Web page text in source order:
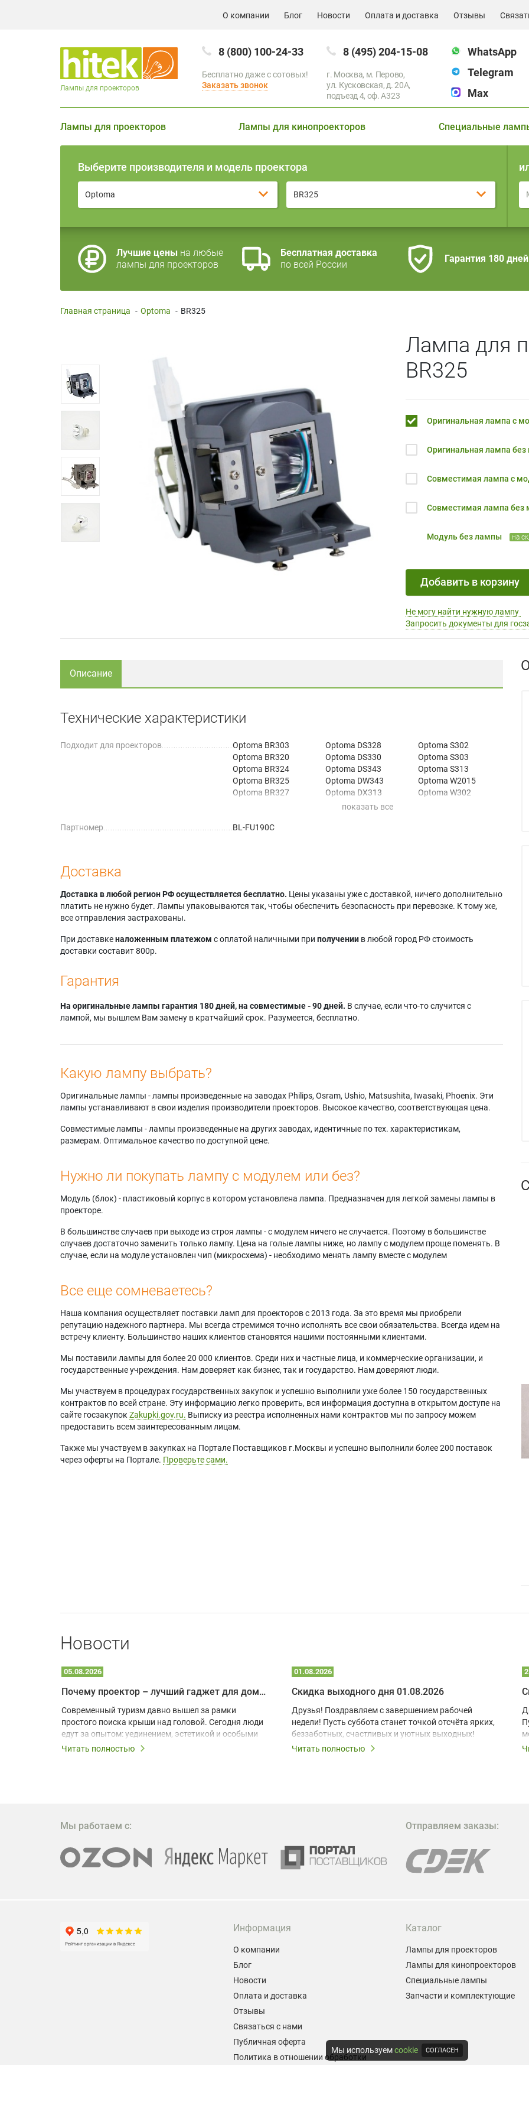
О компании Блог Новости Оплата и доставка Отзывы
8 (800) 100-24-33
Бесплатно даже с сотовых!
Заказать звонок
8 (495) 204-15-08
г. Москва, м. Перово,
ул. Кусковская, д. 20А,
подъезд 4, оф. A323
WhatsApp
Telegram
Max
Лампы для проекторов
Лампы для проекторов Лампы для кинопроекторов Специальные
Выберите производителя и модель проектора
Optoma BR325
Лучшие цены на любые
лампы для проекторов
Бесплатная доставка
по всей России
Гарантия 180 дней
Главная страница - Optoma - BR325
Лампа для
BR325
Оригинальная лампа с
Оригинальная лампа без
Совместимая лампа с
Совместимая лампа без
Модуль без лампы на
Добавить в корзину
Не могу найти нужную лампу
Запросить документы для
Описание
Технические характеристики
Подходит для проекторов
Optoma BR303
Optoma BR320
Optoma BR324
Optoma BR325
Optoma BR327
Optoma DAESNZGZ
Optoma DAEXSGS
Optoma DS313
Optoma DS328
Optoma DS330
Optoma DS343
Optoma DW343
Optoma DX313
Optoma DX328
Optoma S2015
Optoma S2105
Optoma S302
Optoma S303
Optoma S313
Optoma W2015
Optoma W302
Optoma X313
Партномер BL-FU190C
Доставка
Доставка в любой регион РФ осуществляется бесплатно. Цены указаны уже с доставкой, ничего дополнительно
платить не нужно будет. Лампы упаковываются так, чтобы обеспечить безопасность при перевозке. К тому же,
все отправления застрахованы.
При доставкеналоженным платежом с оплатой наличными при получении в любой город РФ стоимость
доставки составит 800р.
Гарантия
На оригинальные лампы гарантия 180 дней, на совместимые - 90 дней. В случае, если что-то случится с
лампой, мы вышлем Вам замену в кратчайший срок. Разумеется, бесплатно.
Какую лампу выбрать?
Оригинальные лампы - лампы произведенные на заводах Philips, Osram, Ushio, Matsushita, Iwasaki, Phoenix. Эти
лампы устанавливают в свои изделия производители проекторов. Высокое качество, соответствующая цена.
Совместимые лампы - лампы произведенные на других заводах, идентичные по тех. характеристикам,
размерам. Оптимальное качество по доступной цене.
Нужно ли покупать лампу с модулем или без?
Модуль (блок) - пластиковый корпус в котором установлена лампа. Предназначен для легкой замены лампы в
проекторе.
В большинстве случаев при выходе из строя лампы - с модулем ничего не случается. Поэтому в большинстве
случаев достаточно заменить только лампу. Цена на голые лампы ниже, но лампу с модулем проще поменять. В
случае, если на модуле установлен чип (микросхема) - необходимо менять лампу вместе с модулем
Все еще сомневаетесь?
Наша компания осуществляет поставки ламп для проекторов с 2013 года. За это время мы приобрели
репутацию надежного партнера. Мы всегда стремимся точно исполнять все свои обязательства. Всегда идем на
встречу клиенту. Большинство наших клиентов становятся нашими постоянными клиентами.
Мы поставили лампы для более 20 000 клиентов. Среди них и частные лица, и коммерческие организации, и
государственные учреждения. Нам доверяет как бизнес, так и государство. Нам доверяют люди.
Мы участвуем в процедурах государственных закупок и успешно выполнили уже более 150 государственных
контрактов по всей стране. Эту информацию легко проверить, вся информация доступна в открытом доступе на
сайте госзакупок Zakupki.gov.ru. Выписку из реестра исполненных нами контрактов мы по запросу можем
предоставить всем заинтересованным лицам.
Также мы участвуем в закупках на Портале Поставщиков г.Москвы и успешно выполнили более 200 поставок
через оферты на Портале. Проверьте сами.
Новости
05.08.2026
Почему проектор – лучший гаджет для домика в глэмпинге
Современный туризм давно вышел за рамки
простого поиска крыши над головой. Сегодня люди
едут за опытом: уединением, эстетикой и особыми
ощущениями. Владельцы A-frame домов,
эффективных и бюджетных способов стать
проектора.
Читать полностью
01.08.2026
Скидка выходного дня 01.08.2026
Друзья! Поздравляем с завершением рабочей
недели! Пусть суббота станет точкой отсчёта ярких,
беззаботных, счастливых и уютных выходных!
Читать полностью
Мы работаем с: Отправляем заказы:
Информация
О компании
Блог
Новости
Оплата и доставка
Отзывы
Связаться с нами
Публичная оферта
Политика в отношении обработки
Каталог
Лампы для проекторов
Лампы для кинопроекторов
Специальные лампы
Запчасти и комплектующие
Мы используемcookie СОГЛАСЕН